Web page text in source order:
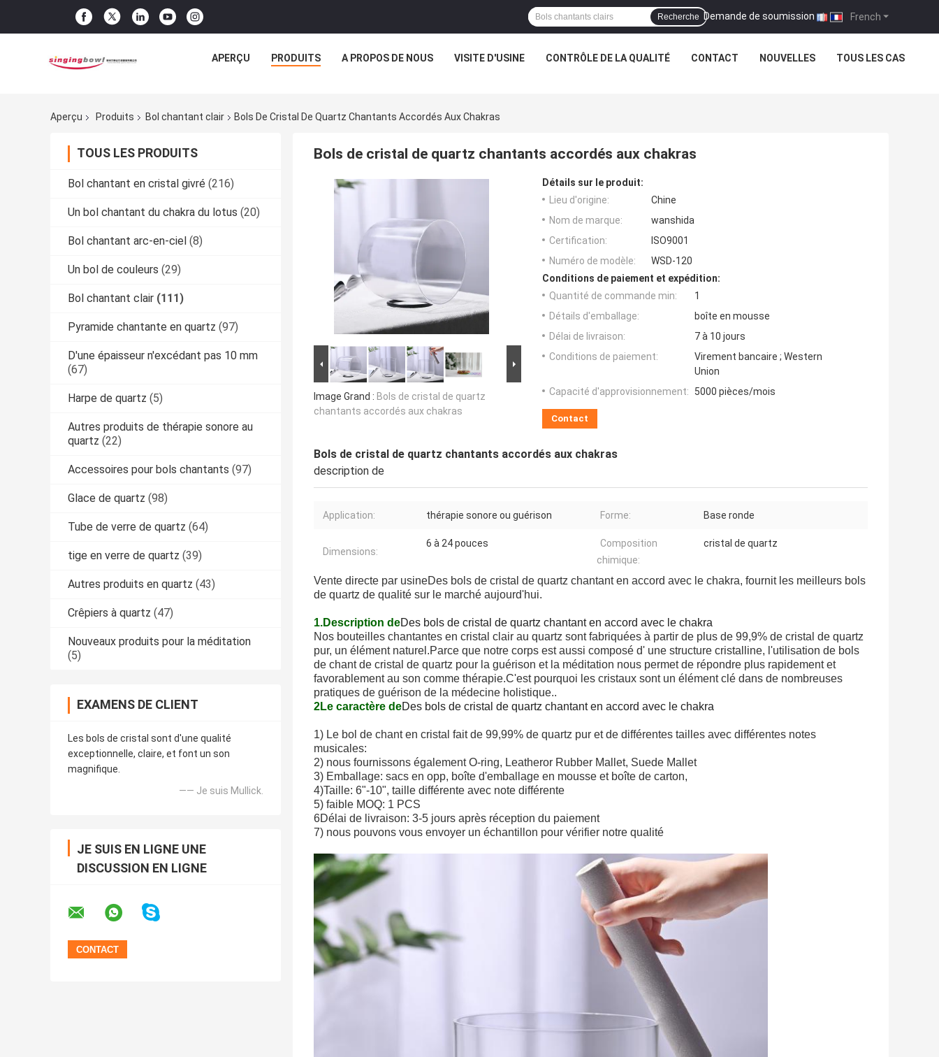
French
Demande de soumission |
Recherche
APERÇU PRODUITS A PROPOS DE NOUS VISITE D'USINE CONTRÔLE DE LA QUALITÉ CONTACT NOUVELLES TOUS LES CAS
Aperçu Produits Bol chantant clair Bols De Cristal De Quartz Chantants Accordés Aux Chakras
TOUS LES PRODUITS
Bol chantant en cristal givré (216)
Un bol chantant du chakra du lotus (20)
Bol chantant arc-en-ciel (8)
Un bol de couleurs (29)
Bol chantant clair (111)
Pyramide chantante en quartz (97)
D'une épaisseur n'excédant pas 10 mm
(67)
Harpe de quartz (5)
Autres produits de thérapie sonore au
quartz (22)
Accessoires pour bols chantants (97)
Glace de quartz (98)
Tube de verre de quartz (64)
tige en verre de quartz (39)
Autres produits en quartz (43)
Crêpiers à quartz (47)
Nouveaux produits pour la méditation
(5)
EXAMENS DE CLIENT
Les bols de cristal sont d'une qualité
exceptionnelle, claire, et font un son
magnifique.
—— Je suis Mullick.
JE SUIS EN LIGNE UNE
DISCUSSION EN LIGNE
Bols de cristal de quartz chantants accordés aux chakras
Image Grand : Bols de cristal de quartz
chantants accordés aux chakras
Détails sur le produit:
Lieu d'origine:
Chine
Nom de marque:
wanshida
Certification:
ISO9001
Numéro de modèle:
WSD-120
Conditions de paiement et expédition:
Quantité de commande min:
1
Détails d'emballage:
boîte en mousse
Délai de livraison:
7 à 10 jours
Conditions de paiement:
Virement bancaire ; Western
Union
Capacité d'approvisionnement:
5000 pièces/mois
Contact
Bols de cristal de quartz chantants accordés aux chakras
description de
Application: thérapie sonore ou guérison Forme: Base ronde
Dimensions:
6 à 24 pouces
Composition
chimique:
cristal de quartz
Vente directe par usineDes bols de cristal de quartz chantant en accord avec le chakra, fournit les meilleurs bols
de quartz de qualité sur le marché aujourd'hui.
1.Description deDes bols de cristal de quartz chantant en accord avec le chakra
Nos bouteilles chantantes en cristal clair au quartz sont fabriquées à partir de plus de 99,9% de cristal de quartz
pur, un élément naturel.Parce que notre corps est aussi composé d' une structure cristalline, l'utilisation de bols
de chant de cristal de quartz pour la guérison et la méditation nous permet de répondre plus rapidement et
favorablement au son comme thérapie.C'est pourquoi les cristaux sont un élément clé dans de nombreuses
pratiques de guérison de la médecine holistique..
2Le caractère deDes bols de cristal de quartz chantant en accord avec le chakra
1) Le bol de chant en cristal fait de 99,99% de quartz pur et de différentes tailles avec différentes notes
musicales:
2) nous fournissons également O-ring, Leatheror Rubber Mallet, Suede Mallet
3) Emballage: sacs en opp, boîte d'emballage en mousse et boîte de carton,
4)Taille: 6"-10", taille différente avec note différente
5) faible MOQ: 1 PCS
6Délai de livraison: 3-5 jours après réception du paiement
7) nous pouvons vous envoyer un échantillon pour vérifier notre qualité